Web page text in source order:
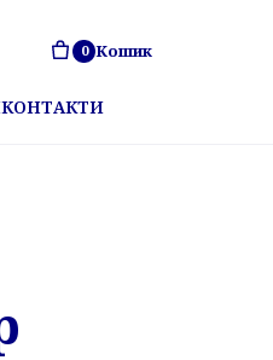
0 Кошик
КОНТАКТИ